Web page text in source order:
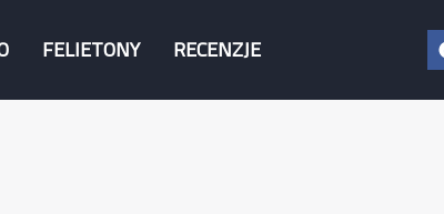
FELIETONY RECENZJE